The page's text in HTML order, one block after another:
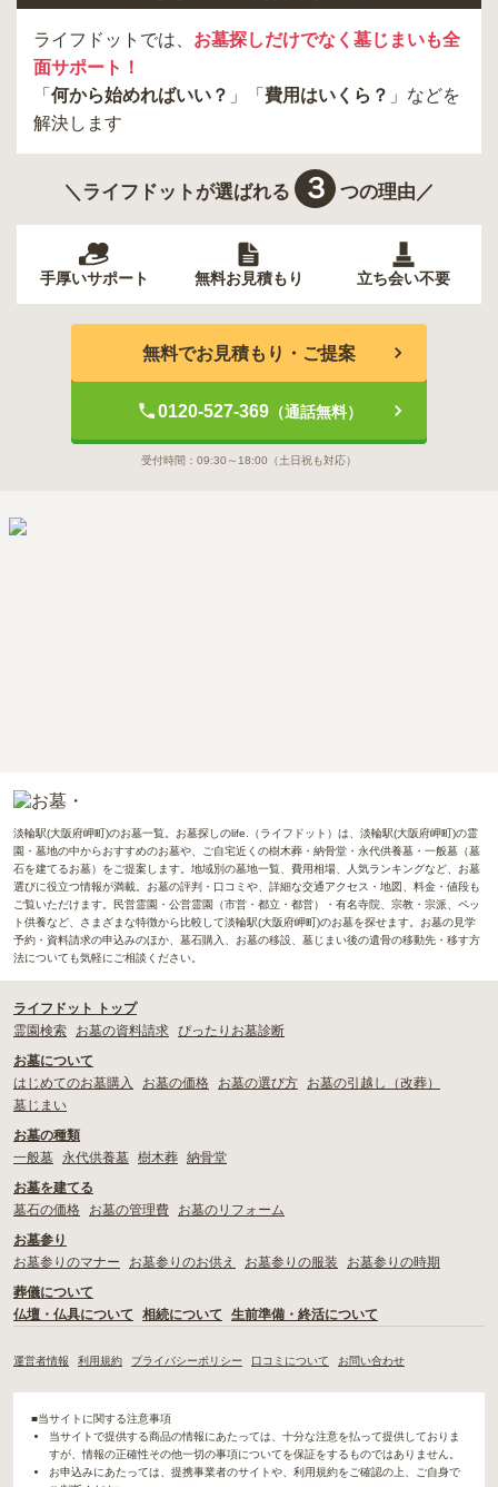
ライフドットでは、 お墓探しだけでなく墓じまいも全
面サポート！
「 何から始めればいい？ 」「 費用はいくら？ 」などを
解決します
＼ライフドットが選ばれる ３ つの理由／
手厚いサポート 無料お見積もり 立ち会い不要
無料でお見積もり・ご提案
0120-527-369（通話無料）
受付時間： 09:30～18:00 （土日祝も対応）
淡輪駅(大阪府岬町)のお墓一覧。お墓探しのlife.（ライフドット）は、淡輪駅(大阪府岬町)の霊
園・墓地の中からおすすめのお墓や、ご自宅近くの樹木葬・納骨堂・永代供養墓・一般墓（墓
石を建てるお墓）をご提案します。地域別の墓地一覧、費用相場、人気ランキングなど、お墓
選びに役立つ情報が満載。お墓の評判・口コミや、詳細な交通アクセス・地図、料金・値段も
ご覧いただけます。民営霊園・公営霊園（市営・都立・都営）・有名寺院、宗教・宗派、ペッ
ト供養など、さまざまな特徴から比較して淡輪駅(大阪府岬町)のお墓を探せます。お墓の見学
予約・資料請求の申込みのほか、墓石購入、お墓の移設、墓じまい後の遺骨の移動先・移す方
法についても気軽にご相談ください。
ライフドット トップ
霊園検索
お墓の資料請求 ぴったりお墓診断
お墓について
はじめてのお墓購入
お墓の価格 お墓の選び方
お墓の引越し（改葬）
墓じまい
お墓の種類
一般墓
永代供養墓 樹木葬 納骨堂
お墓を建てる
墓石の価格
お墓の管理費
お墓のリフォーム
お墓参り
お墓参りのマナー
お墓参りのお供え お墓参りの服装
お墓参りの時期
葬儀について
仏壇・仏具について
相続について 生前準備・終活について
運営者情報 利用規約 プライバシーポリシー 口コミについて お問い合わせ
■当サイトに関する注意事項
当サイトで提供する商品の情報にあたっては、十分な注意を払って提供しておりま
すが、情報の正確性その他一切の事項についてを保証をするものではありません。
お申込みにあたっては、提携事業者のサイトや、利用規約をご確認の上、ご自身で